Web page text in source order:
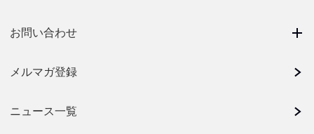
お問い合わせ
メルマガ登録
ニュース一覧